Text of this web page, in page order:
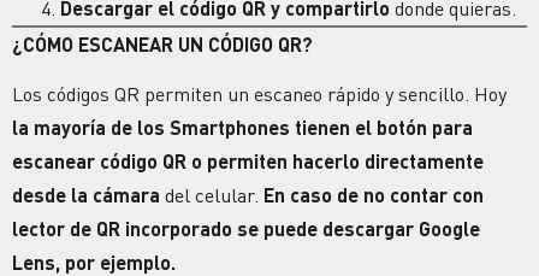
Descargar el código QR y compartirlo donde quieras.
¿CÓMO ESCANEAR UN CÓDIGO QR?
Los códigos QR permiten un escaneo rápido y sencillo. Hoy
la mayoría de los Smartphones tienen el botón para
escanear código QR o permiten hacerlo directamente
desde la cámara del celular. En caso de no contar con
lector de QR incorporado se puede descargar Google
Lens, por ejemplo.